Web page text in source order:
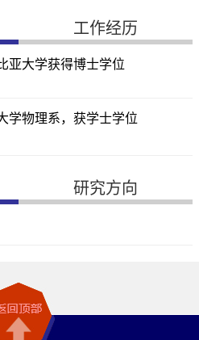
工作经历
亚大学获得博士学位
学物理系，获学士学位
研究方向